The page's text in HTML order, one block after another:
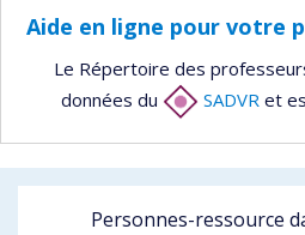
Aide en ligne pour votre
Le Répertoire des
données du
SADVR et
Personnes-ressource